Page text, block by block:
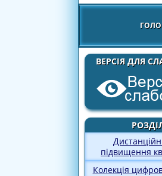
ВЕРСІЯ ДЛЯ
підвищення
Колекція